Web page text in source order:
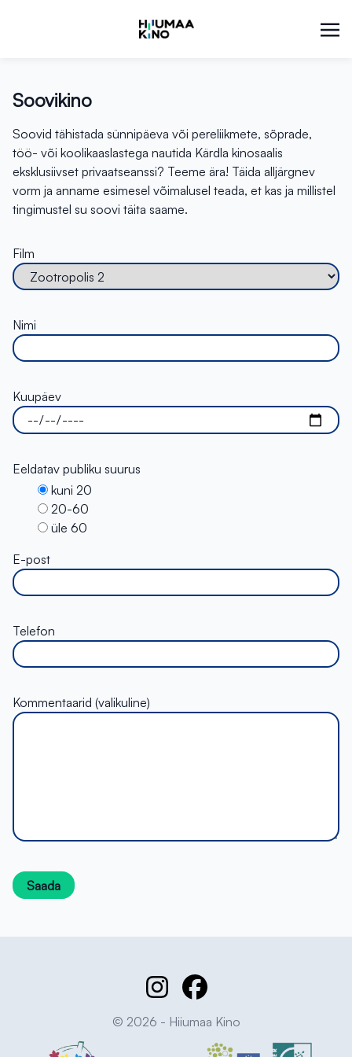
Soovikino
Soovid tähistada sünnipäeva või pereliikmete, sõprade,
töö- või koolikaaslastega nautida Kärdla kinosaalis
eksklusiivset privaatseanssi? Teeme ära! Täida alljärgnev
vorm ja anname esimesel võimalusel teada, et kas ja millistel
tingimustel su soovi täita saame.
Film
Nimi
Kuupäev
Eeldatav publiku suurus
kuni 20
20-60
üle 60
E-post
Telefon
Kommentaarid (valikuline)
© 2026 - Hiiumaa Kino